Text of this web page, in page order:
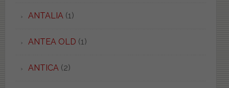
ANTALIA (1)
ANTEA OLD (1)
ANTICA (2)